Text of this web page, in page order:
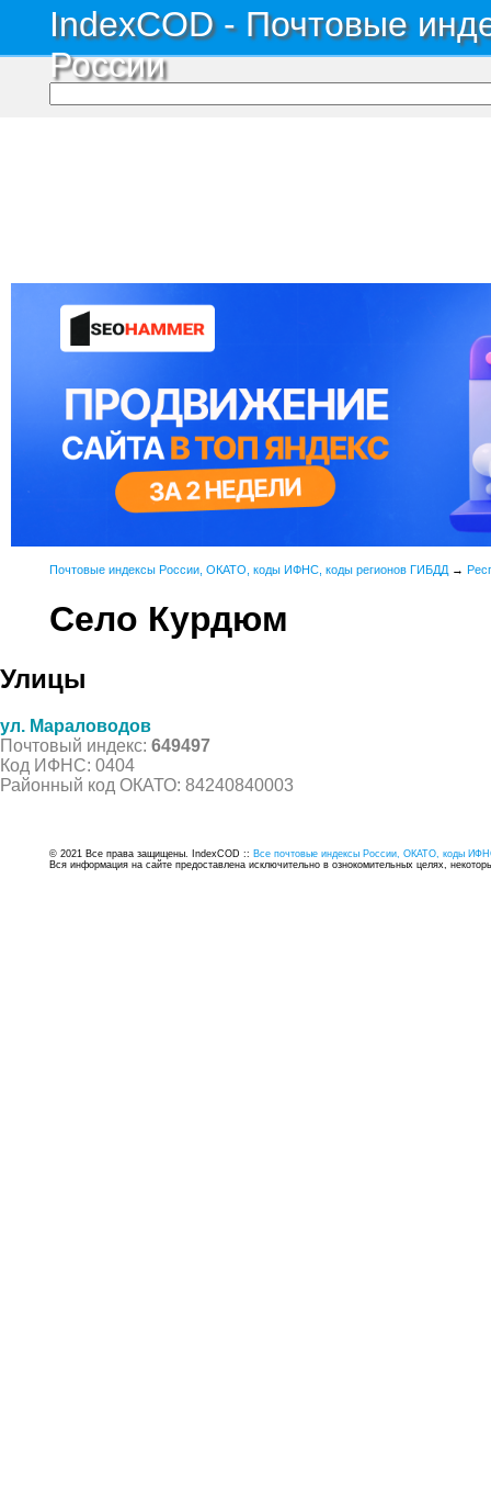
IndexCOD - Почтовые
России
Почтовые индексы России, ОКАТО, коды ИФНС, коды регионов ГИБДД →
Село Курдюм
Улицы
ул. Мараловодов
Почтовый индекс: 649497
Код ИФНС: 0404
Районный код ОКАТО: 84240840003
© 2021 Все права защищены. IndexCOD :: Все почтовые индексы России, ОКАТО, коды
Вся информация на сайте предоставлена исключительно в ознокомительных целях,